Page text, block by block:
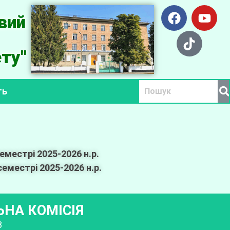
2025-2026 н.р.
2025-2026 н.р.
КОМІСІЯ